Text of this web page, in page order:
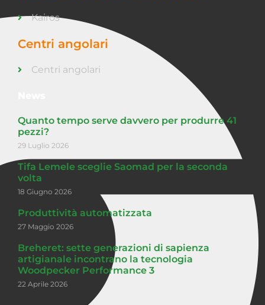
Kairos
Centri angolari
Centri angolari
Quanto tempo serve davvero per produrre 41
pezzi?
29 Luglio 2026
Tifa Lemele sceglie Saomad per la seconda
volta
18 Giugno 2026
Produttività automatizzata
27 Maggio 2026
Breheret: sette generazioni di sapienza
artigianale incontrano la tecnologia
Woodpecker Performance 3
22 Aprile 2026